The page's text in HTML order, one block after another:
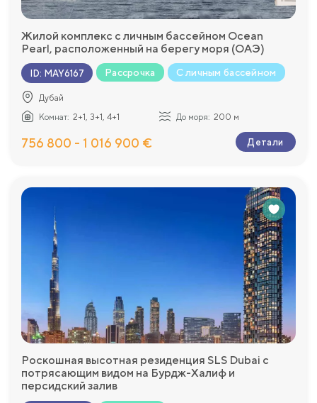
Жилой комплекс с личным бассейном Ocean
Pearl, расположенный на берегу моря (ОАЭ)
ID: MAY6167 Рассрочка С личным бассейном
Дубай
Комнат: 2+1, 3+1, 4+1 До моря: 200 м
756 800 - 1 016 900 € Детали
Роскошная высотная резиденция SLS Dubai с
потрясающим видом на Бурдж-Халиф и
персидский залив